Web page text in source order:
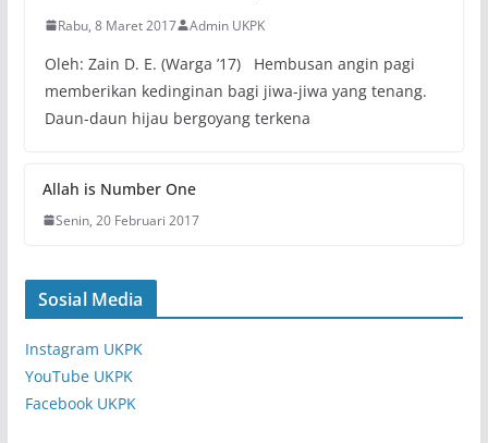
Rabu, 8 Maret 2017 Admin UKPK
Oleh: Zain D. E. (Warga ’17) Hembusan angin pagi
memberikan kedinginan bagi jiwa-jiwa yang tenang.
Daun-daun hijau bergoyang terkena
Allah is Number One
Senin, 20 Februari 2017
Sosial Media
Instagram UKPK
YouTube UKPK
Facebook UKPK